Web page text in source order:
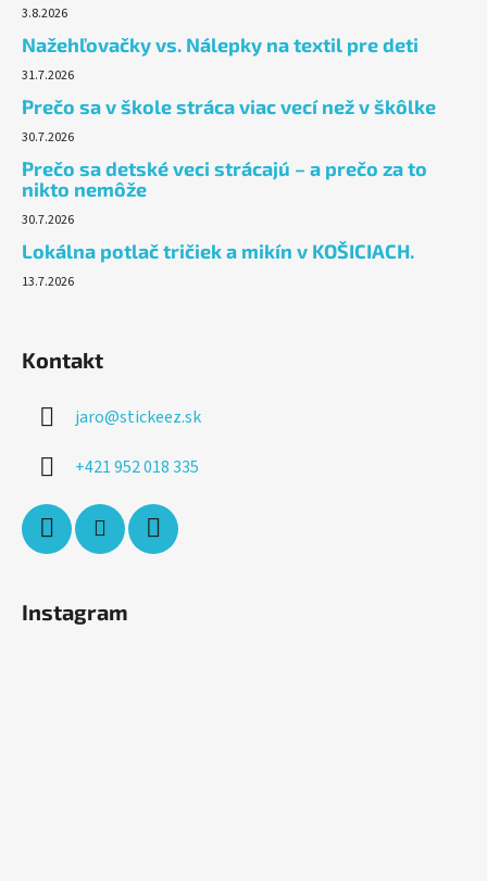
3.8.2026
Nažehľovačky vs. Nálepky na textil pre deti
31.7.2026
Prečo sa v škole stráca viac vecí než v škôlke
30.7.2026
Prečo sa detské veci strácajú – a prečo za to
nikto nemôže
30.7.2026
Lokálna potlač tričiek a mikín v KOŠICIACH.
13.7.2026
Kontakt
jaro@stickeez.sk
+421 952 018 335
Instagram